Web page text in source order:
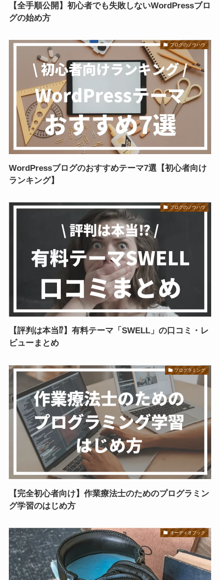
【全手順公開】初心者でも失敗しないWordPressブロ
グの始め方
ブログのノウハウ
WordPressブログのおすすめテーマ7選【初心者向け
ランキング】
ブログのノウハウ
【評判は本当⁉】有料テーマ「SWELL」の口コミ・レ
ビューまとめ
プログラミング
【完全初心者向け】作業療法士のためのプログラミン
グ学習のはじめ方
オーディオブック